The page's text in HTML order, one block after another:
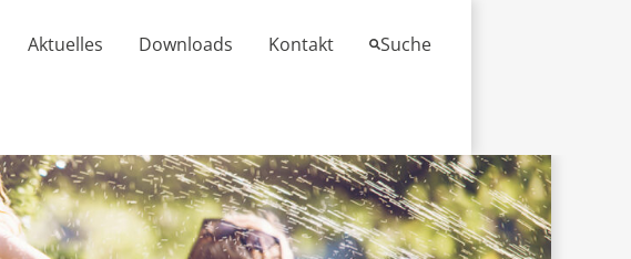
Aktuelles Downloads Kontakt Suche